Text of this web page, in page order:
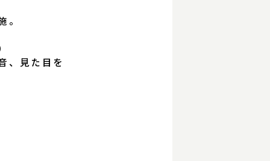
、見た目を